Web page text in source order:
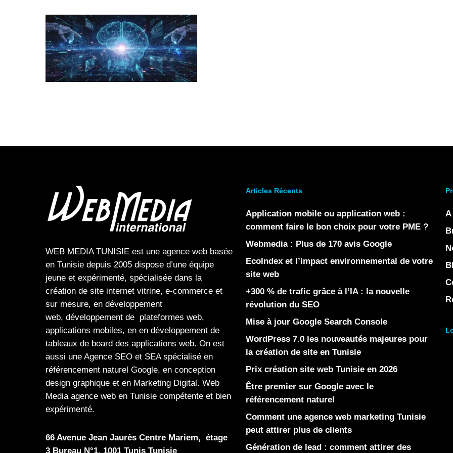
WEB MEDIA TUNISIE est une agence web basée
en Tunisie depuis 2005 dispose d’une équipe
jeune et expérimenté, spécialisée dans la
création de site internet vitrine, e-commerce et
sur mesure, en développement
web, développement de plateformes web,
applications mobiles, en en développement de
tableaux de board des applications web. On est
aussi une Agence SEO et SEAspécialisé en
référencement naturel Google, en conception
design graphique et en Marketing Digital. Web
Mediaagence web en Tunisie compétente et bien
expérimenté.
66 Avenue Jean Jaurès Centre Mariem, étage
3 Bureau N°1, 1001 Tunis Tunisie
Articles Récents
Application mobile ou application web :
comment faire le bon choix pour votre PME ?
Webmedia : Plus de 170 avis Google
EcoIndex et l’impact environnemental de votre
site web
+300 % de trafic grâce à l’IA : la nouvelle
révolution du SEO
Mise à jour Google Search Console
WordPress 7.0 les nouveautés majeures pour
la création de site en Tunisie
Prix création site web Tunisie en 2026
Être premier sur Google avec le
référencement naturel
Comment une agence web marketing Tunisie
peut attirer plus de clients
Génération de lead : comment attirer des